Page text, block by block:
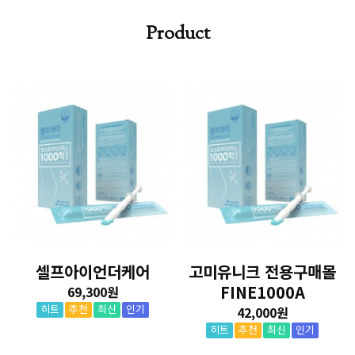
Product
셀프아이언더케어
69,300원
히트 추천 최신 인기
고미유니크 전용구매몰
FINE1000A
42,000원
히트 추천 최신 인기